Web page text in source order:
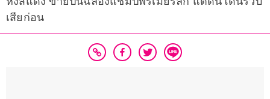
เสียก่อน